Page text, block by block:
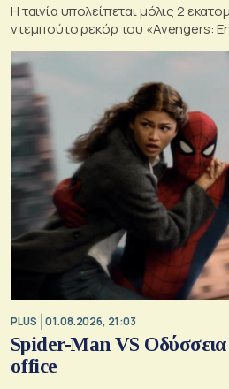
Η ταινία υπολείπεται μόλις 2
ντεμπούτο ρεκόρ του «Avengers:
PLUS 01.08.2026, 21:03
Spider-Man VS
office